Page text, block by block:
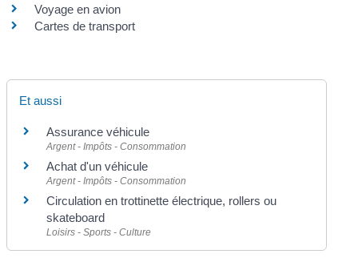
Voyage en avion
Cartes de transport
Et aussi
Assurance véhicule
Argent - Impôts - Consommation
Achat d'un véhicule
Argent - Impôts - Consommation
Circulation en trottinette électrique, rollers ou
skateboard
Loisirs - Sports - Culture